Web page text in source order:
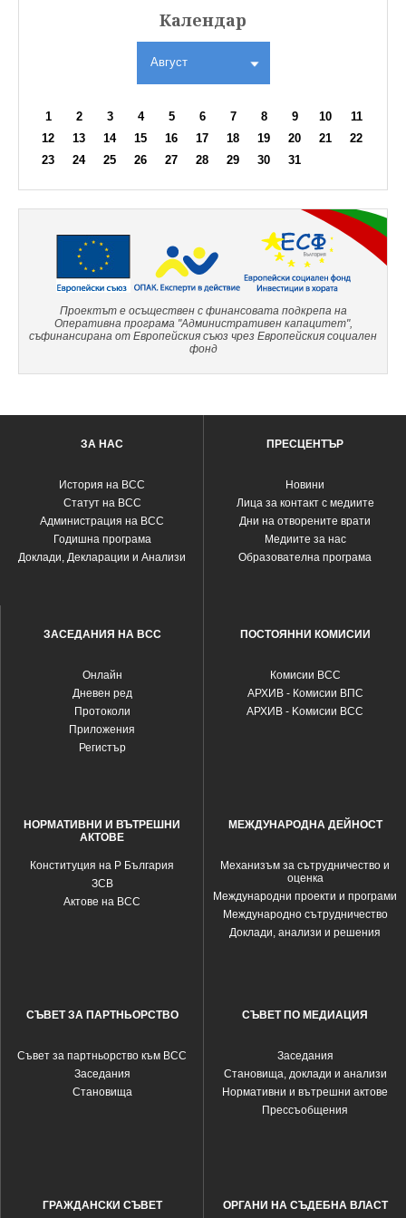
Календар
Август
1 2 3 4 5 6 7 8 9 10
11
12
13 14 15 16 17 18 19 20 21
22
23
24 25 26 27 28 29 30 31
Проектът е осъществен с финансовата подкрепа на
Оперативна програма "Административен капацитет",
съфинансирана от Европейския съюз чрез Европейския социален
фонд
ЗА НАС
История на ВСС
Статут на ВСС
Администрация на ВСС
Годишна програма
Доклади, Декларации и Анализи
ПРЕСЦЕНТЪР
Новини
Лица за контакт с медиите
Дни на отворените врати
Медиите за нас
Образователна програма
ЗАСЕДАНИЯ НА ВСС
Oнлайн
Дневен ред
Протоколи
Приложения
Регистър
ПОСТОЯННИ КОМИСИИ
Комисии ВСС
АРХИВ - Комисии ВПС
АРХИВ - Kомисии ВСС
НОРМАТИВНИ И ВЪТРЕШНИ
АКТОВЕ
Конституция на Р България
ЗСВ
Актове на ВСС
МЕЖДУНАРОДНА ДЕЙНОСТ
Механизъм за сътрудничество и
оценка
Международни проекти и програми
Международно сътрудничество
Доклади, анализи и решения
СЪВЕТ ЗА ПАРТНЬОРСТВО
Съвет за партньорство към ВСС
Заседания
Становища
СЪВЕТ ПО МЕДИАЦИЯ
Заседания
Становища, доклади и анализи
Нормативни и вътрешни актове
Прессъобщения
ГРАЖДАНСКИ СЪВЕТ ОРГАНИ НА СЪДЕБНА ВЛАСТ